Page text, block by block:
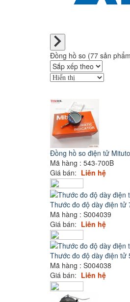
Đồng hồ so (77 sản
Đồng hồ so điện tử
Mã hàng : 543-700B
Giá bán: Liên hệ
Thước đo độ dày điện tử
Mã hàng : S004039
Giá bán: Liên hệ
Thước đo độ dày điện tử
Mã hàng : S004038
Giá bán: Liên hệ